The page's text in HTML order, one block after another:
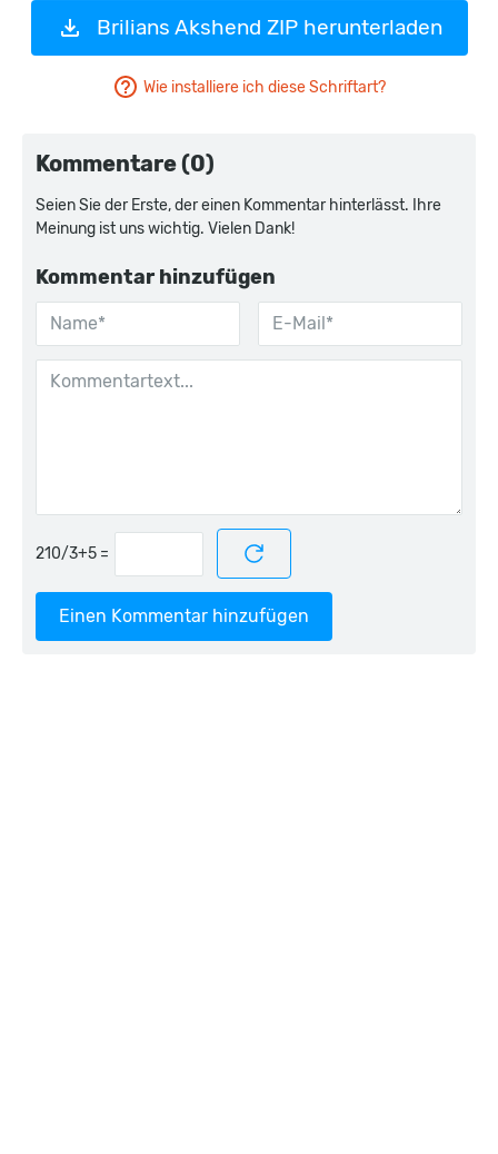
Brilians Akshend ZIP herunterladen
Wie installiere ich diese Schriftart?
Kommentare (0)
Seien Sie der Erste, der einen Kommentar hinterlässt. Ihre
Meinung ist uns wichtig. Vielen Dank!
Kommentar hinzufügen
=
Einen Kommentar hinzufügen